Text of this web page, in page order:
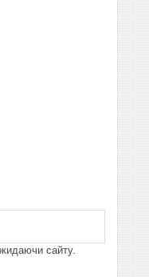
сайту.